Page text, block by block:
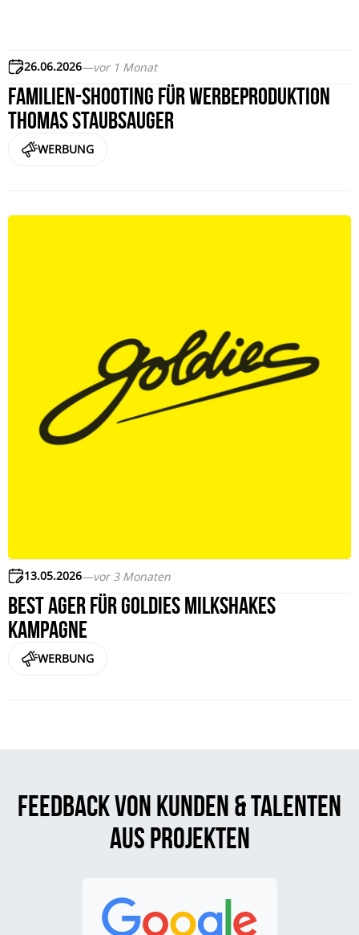
26.06.2026—vor 1 Monat
Familien-Shooting für Werbeproduktion
THOMAS Staubsauger
WERBUNG
13.05.2026—vor 3 Monaten
Best Ager für Goldies Milkshakes
Kampagne
WERBUNG
Feedback von Kunden & Talenten
aus Projekten